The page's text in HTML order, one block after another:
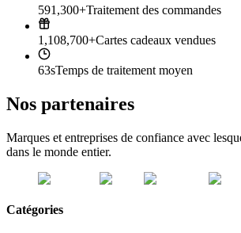
591,300+Traitement des commandes
1,108,700+Cartes cadeaux vendues
63sTemps de traitement moyen
Nos partenaires
Marques et entreprises de confiance avec
dans le monde entier.
Catégories